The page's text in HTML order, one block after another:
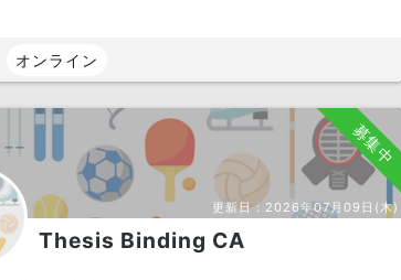
オンライン
募集中
更新日： 2026年07月09日(木)
Thesis Binding CA